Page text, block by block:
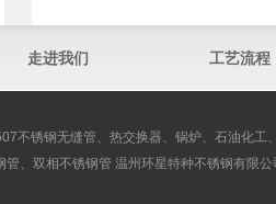
走进我们 工艺流程
不锈钢无缝管、热交换器、锅炉、石油化
、双相不锈钢管 温州环星特种不锈钢有限